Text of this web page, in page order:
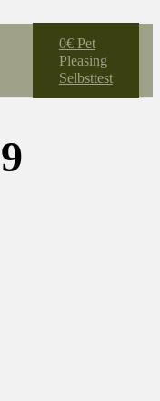
0€ Pet
Pleasing
Selbsttest